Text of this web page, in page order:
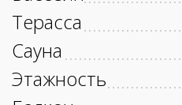
Терасса
Сауна
Этажность